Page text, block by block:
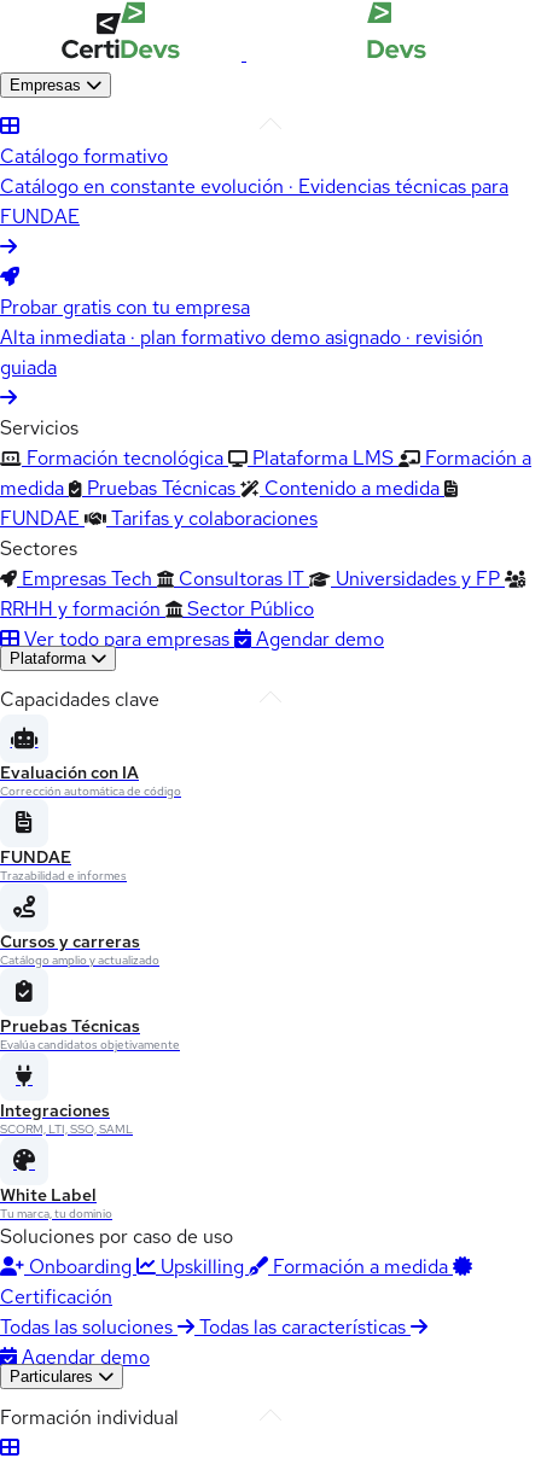
Empresas
Catálogo formativo
Catálogo en constante evolución · Evidencias técnicas para
FUNDAE
Probar gratis con tu empresa
Alta inmediata · plan formativo demo asignado · revisión
guiada
Servicios
Formación tecnológica
Plataforma LMS
Formación a
medida
Pruebas Técnicas
Contenido a medida
FUNDAE
Tarifas y colaboraciones
Sectores
Empresas Tech
Consultoras IT
Universidades y FP
RRHH y formación
Sector Público
Ver todo para empresas
Agendar demo
Plataforma
Capacidades clave
Evaluación con IA
Corrección automática de código
FUNDAE
Trazabilidad e informes
Cursos y carreras
Catálogo amplio y actualizado
Pruebas Técnicas
Evalúa candidatos objetivamente
Integraciones
SCORM, LTI, SSO, SAML
White Label
Tu marca, tu dominio
Soluciones por caso de uso
Onboarding
Upskilling
Formación a medida
Certificación
Todas las soluciones
Todas las características
Agendar demo
Particulares
Formación individual